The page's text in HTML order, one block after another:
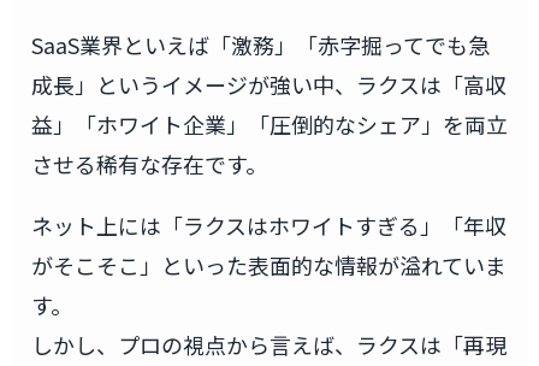
SaaS業界といえば「激務」「赤字掘ってでも急
成長」というイメージが強い中、ラクスは「高収
益」「ホワイト企業」「圧倒的なシェア」を両立
させる稀有な存在です。
ネット上には「ラクスはホワイトすぎる」「年収
がそこそこ」といった表面的な情報が溢れていま
す。
しかし、プロの視点から言えば、ラクスは「再現